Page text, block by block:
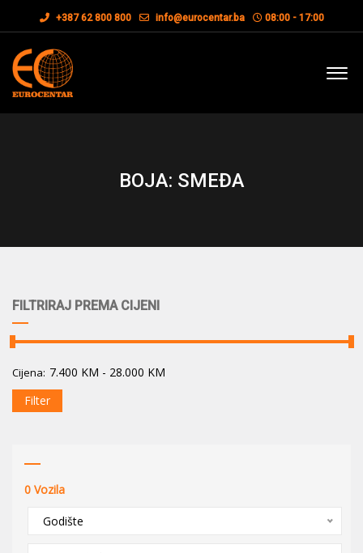
+387 62 800 800 info@eurocentar.ba 08:00 - 17:00
BOJA: SMEĐA
FILTRIRAJ PREMA CIJENI
Cijena: 7.400 KM - 28.000 KM
Filter
0 Vozila
Godište